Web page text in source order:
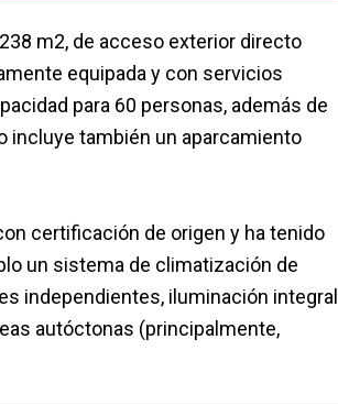
m2, de acceso exterior directo
equipada y con servicios
para 60 personas, además de
incluye también un aparcamiento
certificación de origen y ha tenido
un sistema de climatización de
independientes, iluminación integral
autóctonas (principalmente,